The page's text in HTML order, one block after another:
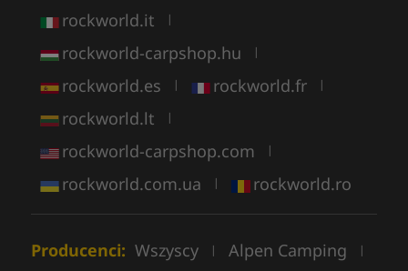
rockworld.it |
rockworld-carpshop.hu |
rockworld.es | rockworld.fr |
rockworld.lt |
rockworld-carpshop.com |
rockworld.com.ua | rockworld.ro
Producenci: Wszyscy | Alpen Camping |